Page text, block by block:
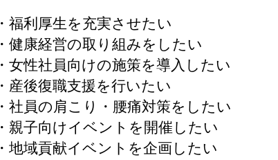
・福利厚生を充実させたい
・健康経営の取り組みをしたい
・女性社員向けの施策を導入したい
・産後復職支援を行いたい
・社員の肩こり・腰痛対策をしたい
・親子向けイベントを開催したい
・地域貢献イベントを企画したい